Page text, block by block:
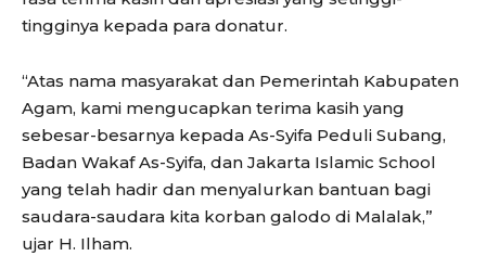
tingginya kepada para donatur.
“Atas nama masyarakat dan Pemerintah Kabupaten
Agam, kami mengucapkan terima kasih yang
sebesar-besarnya kepada As-Syifa Peduli Subang,
Badan Wakaf As-Syifa, dan Jakarta Islamic School
yang telah hadir dan menyalurkan bantuan bagi
saudara-saudara kita korban galodo di Malalak,”
ujar H. Ilham.